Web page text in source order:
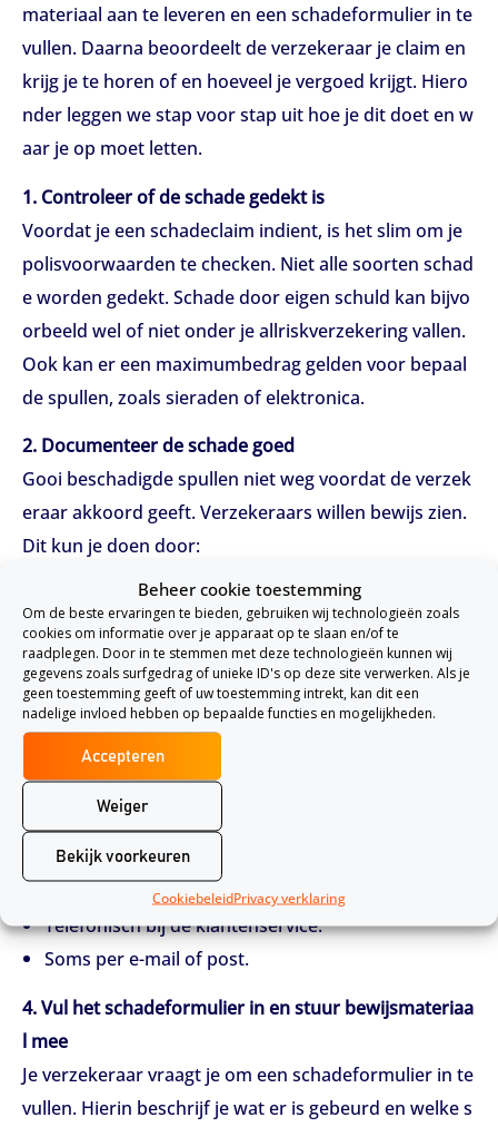
Beheer cookie toestemming
Om de beste ervaringen te bieden, gebruiken wij technologieën zoals
cookies om informatie over je apparaat op te slaan en/of te
raadplegen. Door in te stemmen met deze technologieën kunnen wij
gegevens zoals surfgedrag of unieke ID's op deze site verwerken. Als je
geen toestemming geeft of uw toestemming intrekt, kan dit een
nadelige invloed hebben op bepaalde functies en mogelijkheden.
Accepteren
Weiger
Bekijk voorkeuren
CookiebeleidPrivacy verklaring
materiaal aan te leveren en een schadeformulier in te
vullen. Daarna beoordeelt de verzekeraar je claim en
krijg je te horen of en hoeveel je vergoed krijgt. Hiero
nder leggen we stap voor stap uit hoe je dit doet en w
aar je op moet letten.
1. Controleer of de schade gedekt is
Voordat je een schadeclaim indient, is het slim om je
polisvoorwaarden te checken. Niet alle soorten schad
e worden gedekt. Schade door eigen schuld kan bijvo
orbeeld wel of niet onder je allriskverzekering vallen.
Ook kan er een maximumbedrag gelden voor bepaal
de spullen, zoals sieraden of elektronica.
2. Documenteer de schade goed
Gooi beschadigde spullen niet weg voordat de verzek
eraar akkoord geeft. Verzekeraars willen bewijs zien.
Dit kun je doen door:
Foto’s of video’s te maken van de schade.
Eventuele aankoopbonnen of garantiebewijzen erb
ij te zoeken.
Getuigenverklaringen te verzamelen als anderen h
et hebben gezien.
3. Meld de schade zo snel mogelijk
Neem contact op met je verzekeraar en meld de scha
de. Dit kan meestal op verschillende manieren:
Via een online portaal of app van je verzekeraar.
Telefonisch bij de klantenservice.
Soms per e-mail of post.
4. Vul het schadeformulier in en stuur bewijsmateriaa
l mee
Je verzekeraar vraagt je om een schadeformulier in te
vullen. Hierin beschrijf je wat er is gebeurd en welke s